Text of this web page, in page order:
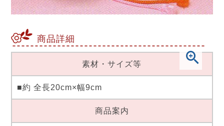
商品詳細
素材・サイズ等
■約 全長20cm×幅9cm
商品案内